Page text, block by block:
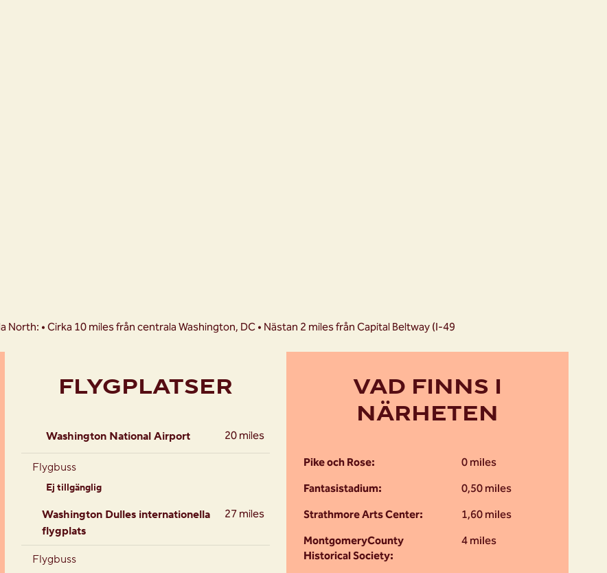
North: • Cirka 10 miles från centrala Washington, DC • Nästan 2 miles från Capital Beltway (I-49
FLYGPLATSER
Washington National Airport 20 miles
Flygbuss
Ej tillgänglig
Washington Dulles internationella
flygplats
27 miles
Flygbuss
VAD FINNS I
NÄRHETEN
Pike och Rose:
0 miles
Fantasistadium:
0,50 miles
Strathmore Arts Center:
1,60 miles
MontgomeryCounty
Historical Society:
4 miles